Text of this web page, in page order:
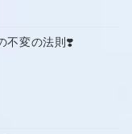
変の法則❣️